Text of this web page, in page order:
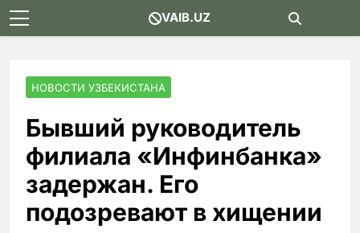
Skip
to
VAIB.UZ
НОВОСТИ УЗБЕКИСТАНА
Бывший руководитель
филиала «Инфинбанка»
задержан. Его
подозревают в хищении